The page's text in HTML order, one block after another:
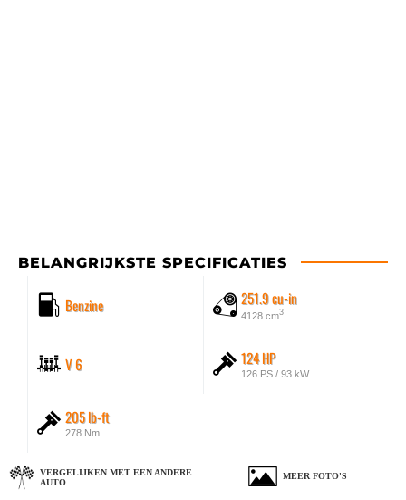
BELANGRIJKSTE SPECIFICATIES
Benzine 251.9 cu-in
4128 cm3
V 6 124 HP
126 PS / 93 kW
205 lb-ft
278 Nm
VERGELIJKEN MET EEN ANDERE
AUTO
MEER FOTO'S